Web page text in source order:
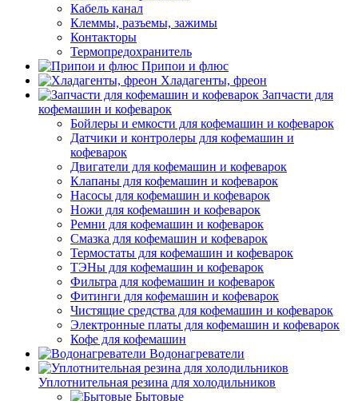
Кабель канал
Клеммы, разъемы, зажимы
Контакторы
Термопредохранитель
Припои и флюс
Хладагенты, фреон
Запчасти для
кофемашин и кофеварок
Бойлеры и емкости для кофемашин и кофеварок
Датчики и контролеры для кофемашин и
кофеварок
Двигатели для кофемашин и кофеварок
Клапаны для кофемашин и кофеварок
Насосы для кофемашин и кофеварок
Ножи для кофемашин и кофеварок
Ремни для кофемашин и кофеварок
Смазка для кофемашин и кофеварок
Термостаты для кофемашин и кофеварок
ТЭНы для кофемашин и кофеварок
Фильтра для кофемашин и кофеварок
Фитинги для кофемашин и кофеварок
Чистящие средства для кофемашин и кофеварок
Электронные платы для кофемашин и кофеварок
Кофе для кофемашин
Водонагреватели
Уплотнительная резина для холодильников
Бытовые